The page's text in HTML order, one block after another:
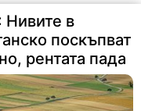
| 2026-08-05 12:02:28
година средната
сделките с ниви в област